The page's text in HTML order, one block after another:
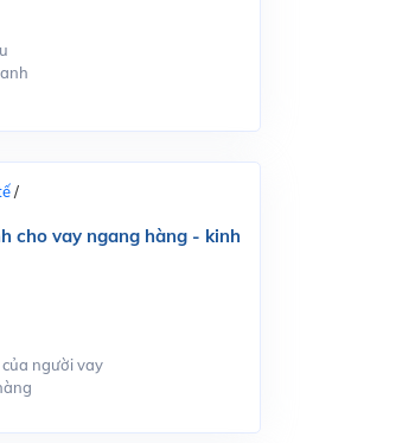
/
cho vay ngang hàng - kinh
người vay